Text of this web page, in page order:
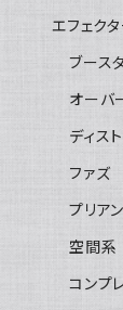
エフェク
ブース
オーバ
ディス
ファズ
プリア
空間系
コンプ